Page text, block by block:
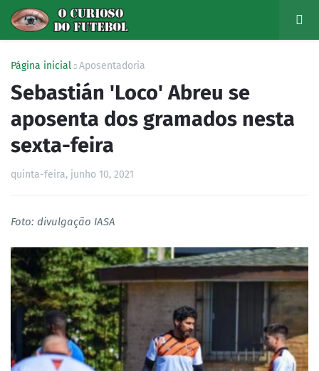
Página inicial Aposentadoria
Sebastián 'Loco' Abreu se
aposenta dos gramados nesta
sexta-feira
quinta-feira, junho 10, 2021
Foto: divulgação IASA